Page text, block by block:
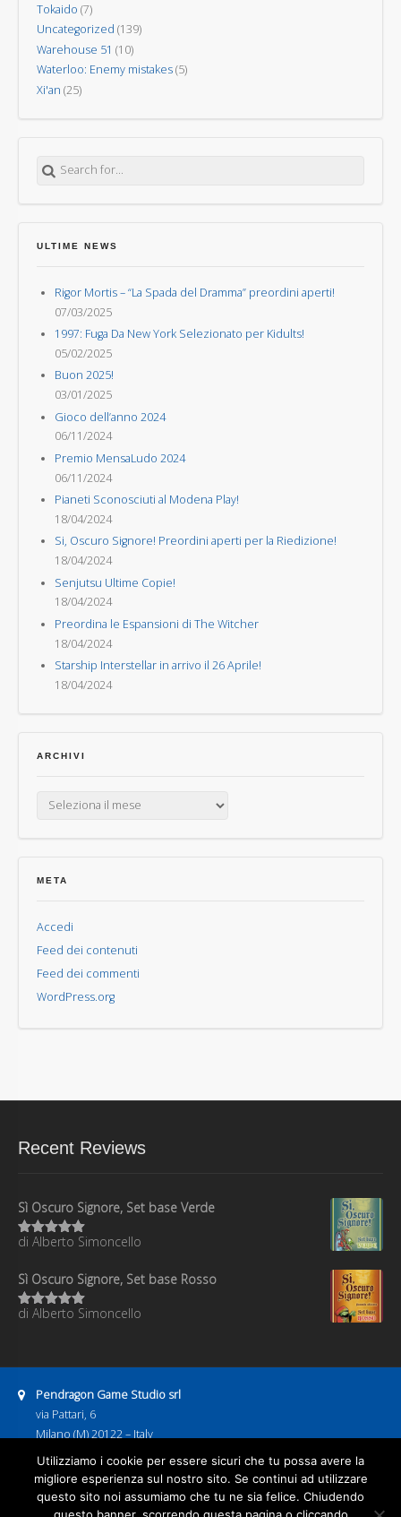
Tokaido (7)
Uncategorized (139)
Warehouse 51 (10)
Waterloo: Enemy mistakes(5)
Xi'an (25)
ULTIME NEWS
Rigor Mortis – “La Spada del Dramma” preordini aperti!
07/03/2025
1997: Fuga Da New York Selezionato per Kidults!
05/02/2025
Buon 2025!
03/01/2025
Gioco dell’anno 2024
06/11/2024
Premio MensaLudo 2024
06/11/2024
Pianeti Sconosciuti al Modena Play!
18/04/2024
Si, Oscuro Signore! Preordini aperti per la Riedizione!
18/04/2024
Senjutsu Ultime Copie!
18/04/2024
Preordina le Espansioni di The Witcher
18/04/2024
Starship Interstellar in arrivo il 26 Aprile!
18/04/2024
ARCHIVI
META
Accedi
Feed dei contenuti
Feed dei commenti
WordPress.org
Recent Reviews
Sì Oscuro Signore, Set base Verde
Valutato5
di Alberto Simoncello
Sì Oscuro Signore, Set base Rosso
Valutato5
di Alberto Simoncello
Pendragon Game Studio srl
via Pattari, 6
Milano (M) 20122 – Italy
P.IVA 08886600967
Business hours:
9:00–13:00
14:00–18:00
Email address:
pendragongamestudio@gmail.com
Utilizziamo i cookie per essere sicuri che tu possa avere la
migliore esperienza sul nostro sito. Se continui ad utilizzare
questo sito noi assumiamo che tu ne sia felice. Chiudendo